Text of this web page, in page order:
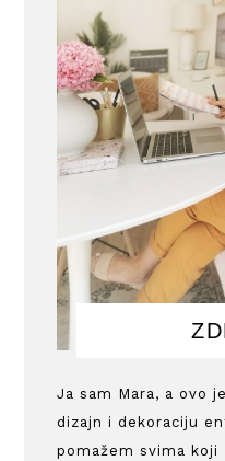
Ja sam Mara, a ovo
dizajn i dekoraciju
pomažem svima koji